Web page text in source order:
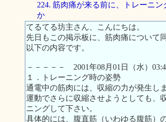
224. 筋肉痛が来る前に、トレーニ
か
てるてる坊主さん、こんにちは。
先日もこの掲示板に、筋肉痛について
以下の内容です。
－－－－－ 2001年08月01日（水）
１．トレーニング時の姿勢
通電中の筋肉には、収縮の力が発生し
運動でさらに収縮させようとしても、
ニングして下さい。
具体的には、腹直筋（いわゆる腹筋）